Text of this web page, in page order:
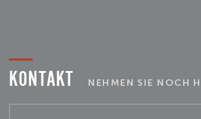
KONTAKT NEHMEN SIE NOCH